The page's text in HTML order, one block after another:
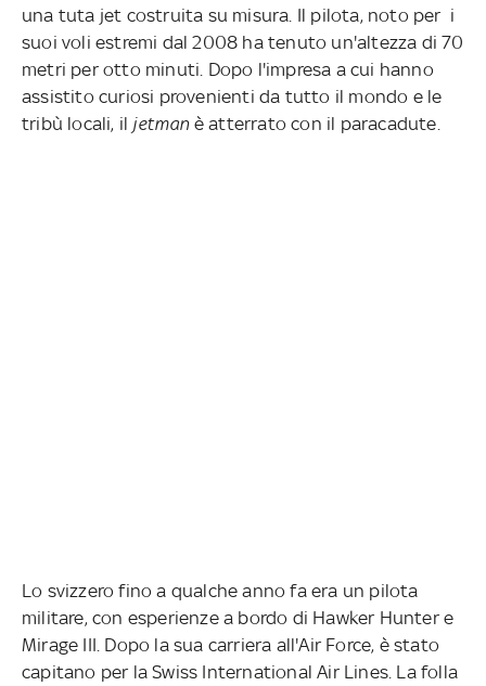
una tuta jet costruita su misura. Il pilota, noto per i
suoi voli estremi dal 2008 ha tenuto un'altezza di 70
metri per otto minuti. Dopo l'impresa a cui hanno
assistito curiosi provenienti da tutto il mondo e le
tribù locali, il jetman è atterrato con il paracadute.
Lo svizzero fino a qualche anno fa era un pilota
militare, con esperienze a bordo di Hawker Hunter e
Mirage III. Dopo la sua carriera all'Air Force, è stato
capitano per la Swiss International Air Lines. La folla